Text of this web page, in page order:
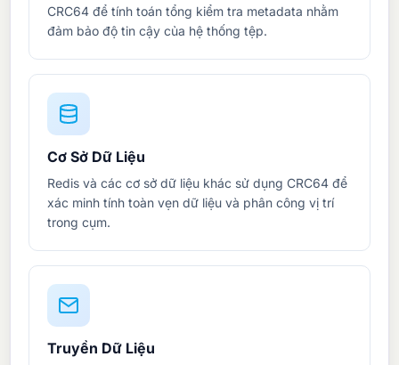
CRC64 để tính toán tổng kiểm tra metadata nhằm
đảm bảo độ tin cậy của hệ thống tệp.
Cơ Sở Dữ Liệu
Redis và các cơ sở dữ liệu khác sử dụng CRC64 để
xác minh tính toàn vẹn dữ liệu và phân công vị trí
trong cụm.
Truyền Dữ Liệu